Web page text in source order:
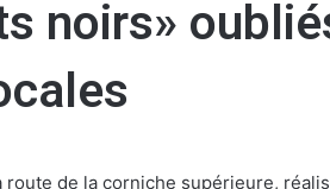
noirs»
route de la corniche supérieure,